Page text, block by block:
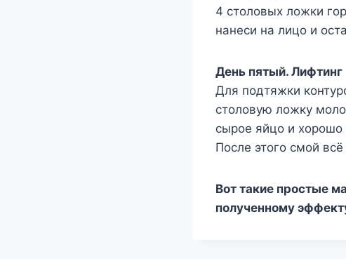
4 столовых ложки
нанеси на лицо и
День пятый. Лифтинг
Для подтяжки
столовую ложку
сырое яйцо и хорошо
После этого смой
Вот такие простые
полученному